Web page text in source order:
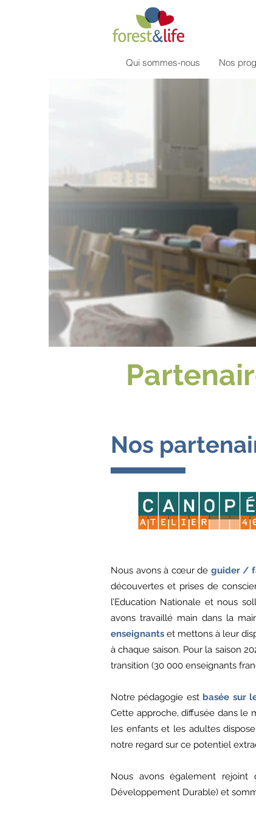
Qui sommes-nous Nos
Nos
Nous avons à cœur de guider /
découvertes et prises de
l’Education Nationale et nous
avons travaillé main dans la
enseignants et mettons à leur
à chaque saison. Pour la saison
transition (30 000 enseignants
Notre pédagogie est basée sur
Cette approche, diffusée dans le
les enfants et les adultes
notre regard sur ce potentiel
Nous avons également rejoint
Développement Durable) et